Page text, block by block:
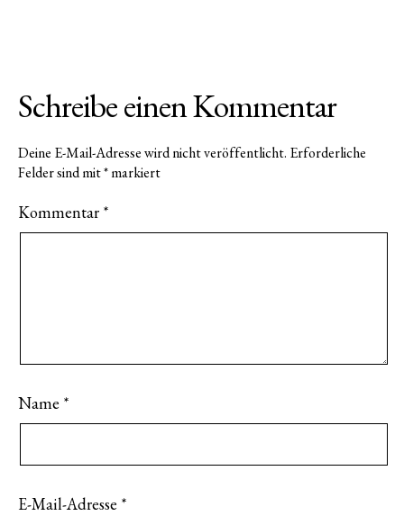
Schreibe einen Kommentar
Deine E-Mail-Adresse wird nicht veröffentlicht. Erforderliche
Felder sind mit*markiert
Kommentar *
Name *
E-Mail-Adresse *